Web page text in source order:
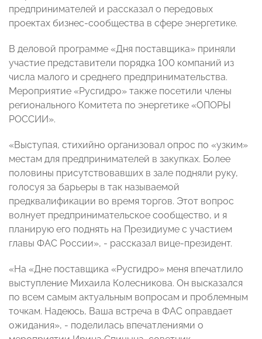
предпринимателей и рассказал о передовых
проектах бизнес-сообщества в сфере энергетике.
В деловой программе «Дня поставщика» приняли
участие представители порядка 100 компаний из
числа малого и среднего предпринимательства.
Мероприятие «Русгидро» также посетили члены
регионального Комитета по энергетике «ОПОРЫ
РОССИИ».
«Выступая, стихийно организовал опрос по «узким»
местам для предпринимателей в закупках. Более
половины присутствовавших в зале подняли руку,
голосуя за барьеры в так называемой
предквалификации во время торгов. Этот вопрос
волнует предпринимательское сообщество, и я
планирую его поднять на Президиуме с участием
главы ФАС России», - рассказал вице-президент.
«На «Дне поставщика «Русгидро» меня впечатлило
выступление Михаила Колесникова. Он высказался
по всем самым актуальным вопросам и проблемным
точкам. Надеюсь, Ваша встреча в ФАС оправдает
ожидания», - поделилась впечатлениями о